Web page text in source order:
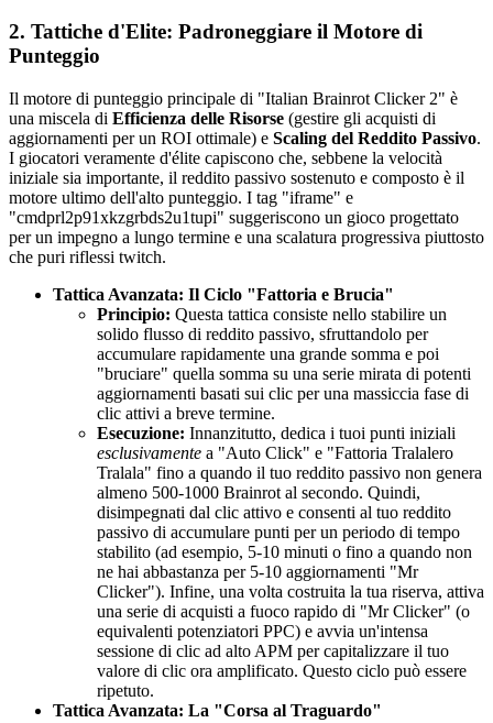
2. Tattiche d'Elite: Padroneggiare il Motore di
Punteggio
Il motore di punteggio principale di "Italian Brainrot Clicker 2" è
una miscela di Efficienza delle Risorse (gestire gli acquisti di
aggiornamenti per un ROI ottimale) e Scaling del Reddito Passivo.
I giocatori veramente d'élite capiscono che, sebbene la velocità
iniziale sia importante, il reddito passivo sostenuto e composto è il
motore ultimo dell'alto punteggio. I tag "iframe" e
"cmdprl2p91xkzgrbds2u1tupi" suggeriscono un gioco progettato
per un impegno a lungo termine e una scalatura progressiva piuttosto
che puri riflessi twitch.
Tattica Avanzata: Il Ciclo "Fattoria e Brucia"
Principio: Questa tattica consiste nello stabilire un
solido flusso di reddito passivo, sfruttandolo per
accumulare rapidamente una grande somma e poi
"bruciare" quella somma su una serie mirata di potenti
aggiornamenti basati sui clic per una massiccia fase di
clic attivi a breve termine.
Esecuzione: Innanzitutto, dedica i tuoi punti iniziali
esclusivamente a "Auto Click" e "Fattoria Tralalero
Tralala" fino a quando il tuo reddito passivo non genera
almeno 500-1000 Brainrot al secondo. Quindi,
disimpegnati dal clic attivo e consenti al tuo reddito
passivo di accumulare punti per un periodo di tempo
stabilito (ad esempio, 5-10 minuti o fino a quando non
ne hai abbastanza per 5-10 aggiornamenti "Mr
Clicker"). Infine, una volta costruita la tua riserva, attiva
una serie di acquisti a fuoco rapido di "Mr Clicker" (o
equivalenti potenziatori PPC) e avvia un'intensa
sessione di clic ad alto APM per capitalizzare il tuo
valore di clic ora amplificato. Questo ciclo può essere
ripetuto.
Tattica Avanzata: La "Corsa al Traguardo"